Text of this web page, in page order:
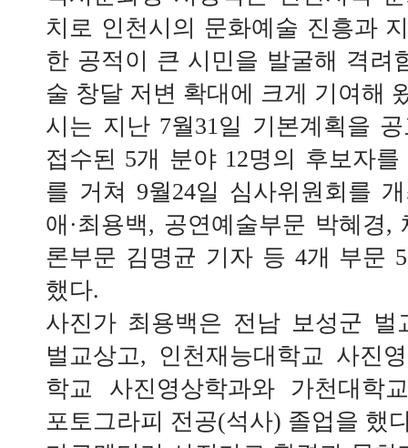
치로 인천시의 문화예술 진흥과
한 공적이 큰 시민을 발굴해 격려
술 창달 저변 확대에 크게 기여해
시는 지난 7월31일 기본계획을
접수된 5개 분야 12명의 후보자
를 거쳐 9월24일 심사위원회를
애·최용백, 공연예술부문 박혜경,
론부문 김명균 기자 등 4개 부문
했다.
사진가 최용백은 전남 보성군 벌
벌교상고, 인천재능대학교 사진
학교 사진영상학과와 가천대학
포토그라피 전공(석사) 졸업을 했